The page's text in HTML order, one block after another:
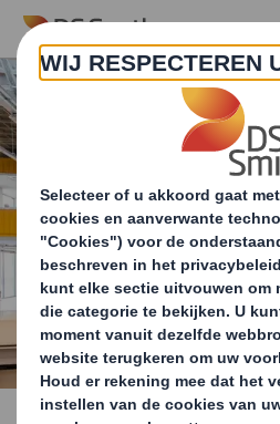
Skip to main content